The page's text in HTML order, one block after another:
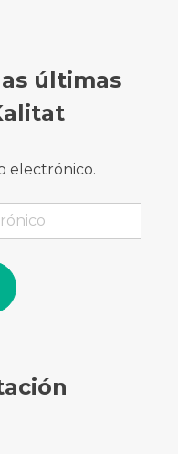
últimas
electrónico.